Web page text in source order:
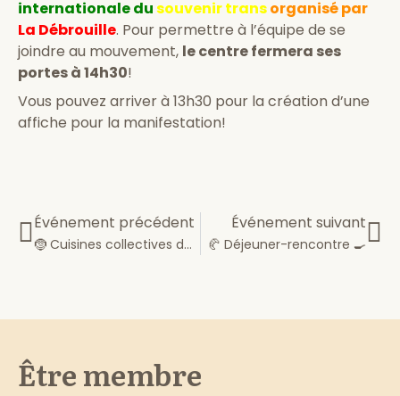
internationale dusouvenir transorganisé par
La Débrouille. Pour permettre à l’équipe de se
joindre au mouvement, le centre fermera ses
portes à 14h30!
Vous pouvez arriver à 13h30 pour la création d’une
affiche pour la manifestation!
Événement précédent
🤶 Cuisines collectives de Noël🎄
Événement suivant
🥐 Déjeuner-rencontre 🍳
Être membre